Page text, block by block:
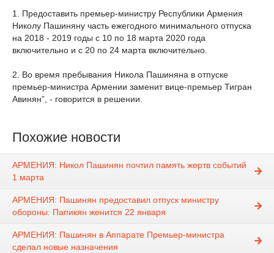
1. Предоставить премьер-министру Республики Армения
Николу Пашиняну часть ежегодного минимального отпуска
на 2018 - 2019 годы с 10 по 18 марта 2020 года
включительно и с 20 по 24 марта включительно.
2. Во время пребывания Никола Пашиняна в отпуске
премьер-министра Армении заменит вице-премьер Тигран
Авинян”, - говорится в решении.
Похожие новости
АРМЕНИЯ: Никол Пашинян почтил память жертв событий
1 марта
АРМЕНИЯ: Пашинян предоставил отпуск министру
обороны: Папикян женится 22 января
АРМЕНИЯ: Пашинян в Аппарате Премьер-министра
сделал новые назначения